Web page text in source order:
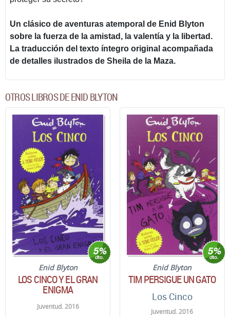
Un clásico de aventuras atemporal de Enid Blyton
sobre la fuerza de la amistad, la valentía y la libertad.
La traducción del texto íntegro original acompañada
de detalles ilustrados de Sheila de la Maza.
OTROS LIBROS DE ENID BLYTON
Enid Blyton
LOS CINCO Y EL GRAN
ENIGMA
Juventud. 2016
Enid Blyton
TIM PERSIGUE UN GATO
Los Cinco
Juventud. 2016